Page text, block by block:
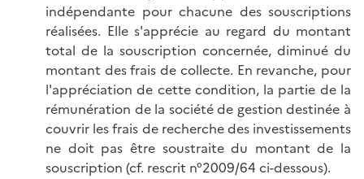
indépendante pour chacune des souscriptions
réalisées. Elle s'apprécie au regard du montant
total de la souscription concernée, diminué du
montant des frais de collecte. En revanche, pour
l'appréciation de cette condition, la partie de la
rémunération de la société de gestion destinée à
couvrir les frais de recherche des investissements
ne doit pas être soustraite du montant de la
souscription (cf. rescrit n°2009/64 ci-dessous).